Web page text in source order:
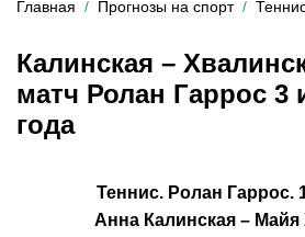
Главная Прогнозы на спорт
Калинская –
матч Ролан Гаррос 3
года
Теннис. Ролан Гаррос.
Анна Калинская – Майя